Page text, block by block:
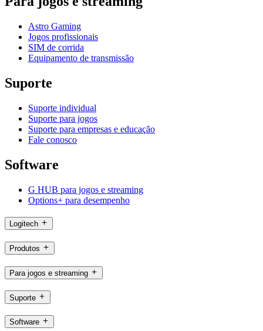
Astro Gaming
Jogos profissionais
SIM de corrida
Equipamento de transmissão
Suporte
Suporte individual
Suporte para jogos
Suporte para empresas e educação
Fale conosco
Software
G HUB para jogos e streaming
Options+ para desempenho
Logitech
Produtos
Para jogos e streaming
Suporte
Software